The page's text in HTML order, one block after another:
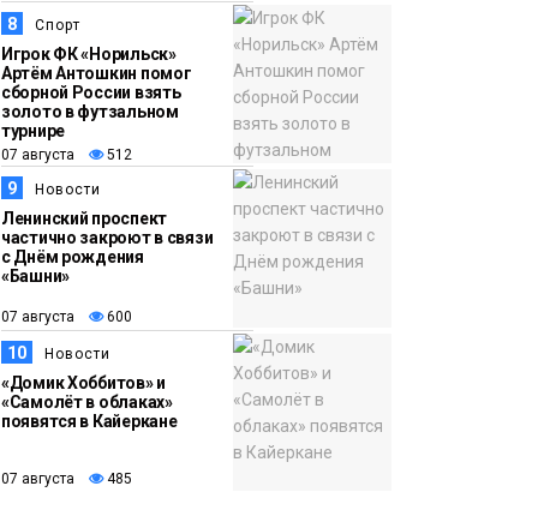
8 Спорт
Игрок ФК «Норильск»
Артём Антошкин помог
сборной России взять
золото в футзальном
турнире
07 августа 512
9 Новости
Ленинский проспект
частично закроют в связи
с Днём рождения
«Башни»
07 августа 600
10 Новости
«Домик Хоббитов» и
«Самолёт в облаках»
появятся в Кайеркане
07 августа 485